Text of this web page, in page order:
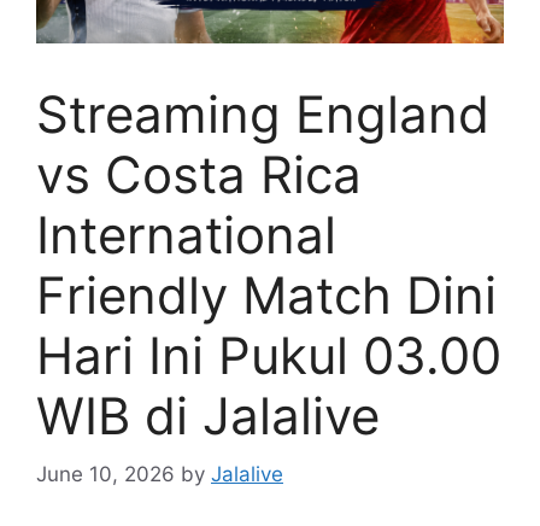
Streaming England
vs Costa Rica
International
Friendly Match Dini
Hari Ini Pukul 03.00
WIB di Jalalive
June 10, 2026 by Jalalive